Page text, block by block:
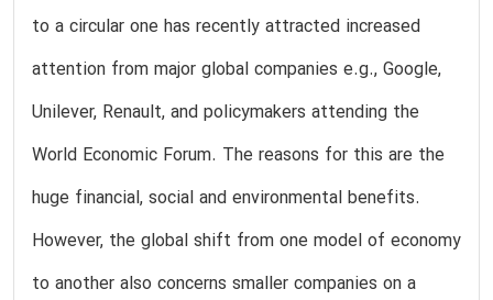
to a circular one has recently attracted increased
attention from major global companies e.g., Google,
Unilever, Renault, and policymakers attending the
World Economic Forum. The reasons for this are the
huge financial, social and environmental benefits.
However, the global shift from one model of economy
to another also concerns smaller companies on a